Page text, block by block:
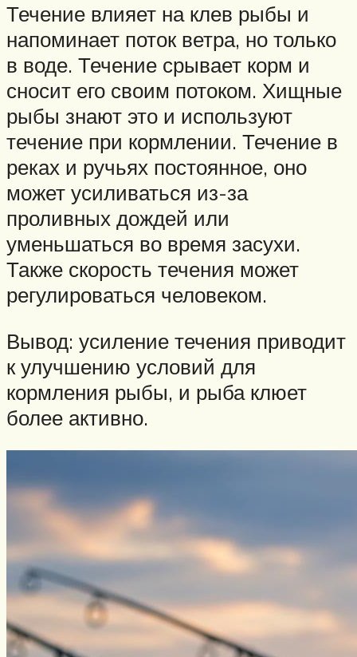
Течение влияет на клев рыбы и
напоминает поток ветра, но только
в воде. Течение срывает корм и
сносит его своим потоком. Хищные
рыбы знают это и используют
течение при кормлении. Течение в
реках и ручьях постоянное, оно
может усиливаться из-за
проливных дождей или
уменьшаться во время засухи.
Также скорость течения может
регулироваться человеком.
Вывод: усиление течения приводит
к улучшению условий для
кормления рыбы, и рыба клюет
более активно.